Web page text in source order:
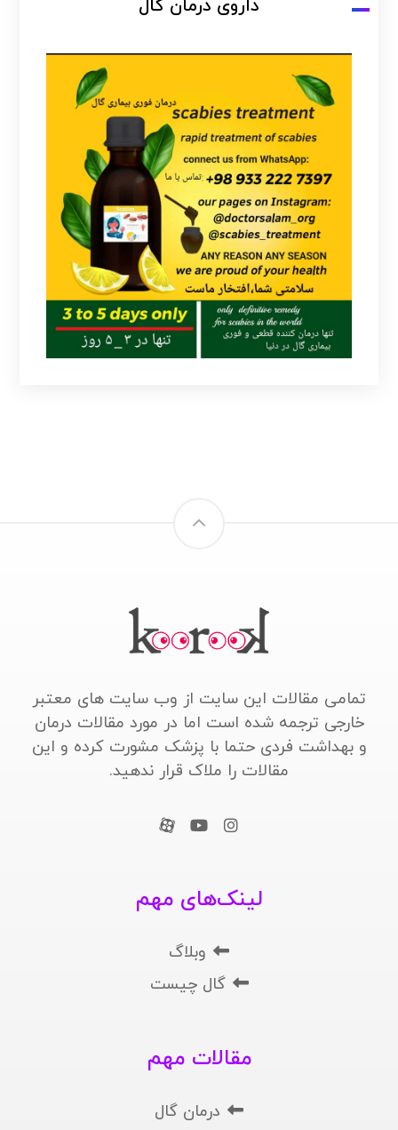
داروی درمان گال
تمامی مقالات این سایت از وب سایت های معتبر
خارجی ترجمه شده است اما در مورد مقالات درمان
و بهداشت فردی حتما با پزشک مشورت کرده و این
مقالات را ملاک قرار ندهید.
لینک‌های مهم
وبلاگ
گال چیست
مقالات مهم
درمان گال